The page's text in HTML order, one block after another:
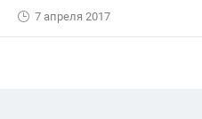
7 апреля 2017